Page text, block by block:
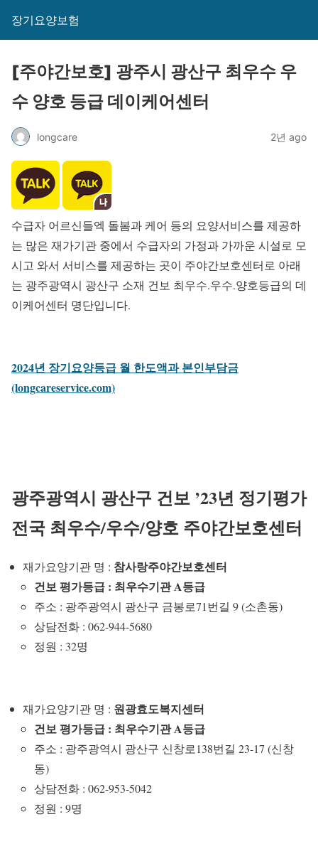
장기요양보험
[주야간보호] 광주시 광산구 최우수 우
수 양호 등급 데이케어센터
longcare 2년 ago
수급자 어르신들엑 돌봄과 케어 등의 요양서비스를 제공하
는 많은 재가기관 중에서 수급자의 가정과 가까운 시설로 모
시고 와서 서비스를 제공하는 곳이 주야간보호센터로 아래
는 광주광역시 광산구 소재 건보 최우수.우수.양호등급의 데
이케어센터 명단입니다.
2024년 장기요양등급 월 한도액과 본인부담금
(longcareservice.com)
광주광역시 광산구 건보 ’23년 정기평가
전국 최우수/우수/양호 주야간보호센터
재가요양기관 명 : 참사랑주야간보호센터
건보 평가등급 : 최우수기관 A등급
주소 : 광주광역시 광산구 금봉로71번길 9 (소촌동)
상담전화 : 062-944-5680
정원 : 32명
재가요양기관 명 : 원광효도복지센터
건보 평가등급 : 최우수기관 A등급
주소 : 광주광역시 광산구 신창로138번길 23-17 (신창
동)
상담전화 : 062-953-5042
정원 : 9명